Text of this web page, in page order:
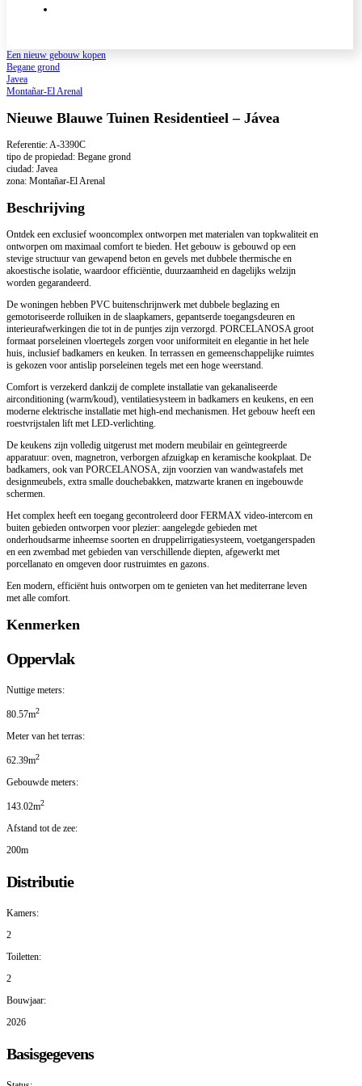
Een nieuw gebouw kopen
Begane grond
Javea
Montañar-El Arenal
Nieuwe Blauwe Tuinen Residentieel – Jávea
Referentie: A-3390C
tipo de propiedad: Begane grond
ciudad: Javea
zona: Montañar-El Arenal
Beschrijving
Ontdek een exclusief wooncomplex ontworpen met materialen van topkwaliteit en
ontworpen om maximaal comfort te bieden. Het gebouw is gebouwd op een
stevige structuur van gewapend beton en gevels met dubbele thermische en
akoestische isolatie, waardoor efficiëntie, duurzaamheid en dagelijks welzijn
worden gegarandeerd.
De woningen hebben PVC buitenschrijnwerk met dubbele beglazing en
gemotoriseerde rolluiken in de slaapkamers, gepantserde toegangsdeuren en
interieurafwerkingen die tot in de puntjes zijn verzorgd. PORCELANOSA groot
formaat porseleinen vloertegels zorgen voor uniformiteit en elegantie in het hele
huis, inclusief badkamers en keuken. In terrassen en gemeenschappelijke ruimtes
is gekozen voor antislip porseleinen tegels met een hoge weerstand.
Comfort is verzekerd dankzij de complete installatie van gekanaliseerde
airconditioning (warm/koud), ventilatiesysteem in badkamers en keukens, en een
moderne elektrische installatie met high-end mechanismen. Het gebouw heeft een
roestvrijstalen lift met LED-verlichting.
De keukens zijn volledig uitgerust met modern meubilair en geïntegreerde
apparatuur: oven, magnetron, verborgen afzuigkap en keramische kookplaat. De
badkamers, ook van PORCELANOSA, zijn voorzien van wandwastafels met
designmeubels, extra smalle douchebakken, matzwarte kranen en ingebouwde
schermen.
Het complex heeft een toegang gecontroleerd door FERMAX video-intercom en
buiten gebieden ontworpen voor plezier: aangelegde gebieden met
onderhoudsarme inheemse soorten en druppelirrigatiesysteem, voetgangerspaden
en een zwembad met gebieden van verschillende diepten, afgewerkt met
porcellanato en omgeven door rustruimtes en gazons.
Een modern, efficiënt huis ontworpen om te genieten van het mediterrane leven
met alle comfort.
Kenmerken
Oppervlak
Nuttige meters:
80.57m2
Meter van het terras:
62.39m2
Gebouwde meters:
143.02m2
Afstand tot de zee:
200m
Distributie
Kamers:
2
Toiletten:
2
Bouwjaar:
2026
Basisgegevens